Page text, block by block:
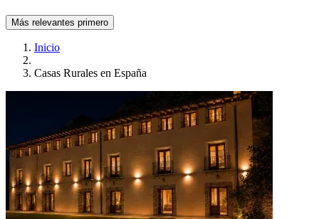
Más relevantes primero
Inicio
Casas Rurales en España